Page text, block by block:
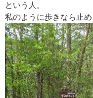
という人。
私のように歩きなら止